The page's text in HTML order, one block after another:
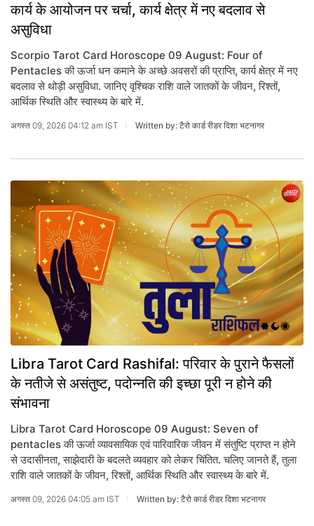
कार्य के आयोजन पर चर्चा, कार्य क्षेत्र में नए बदलाव से
असुविधा
Scorpio Tarot Card Horoscope 09 August: Four of
Pentacles की ऊर्जा धन कमाने के अच्छे अवसरों की प्राप्ति, कार्य क्षेत्र में नए
बदलाव से थोड़ी असुविधा. जानिए वृश्चिक राशि वाले जातकों के जीवन, रिश्तों,
आर्थिक स्थिति और स्वास्थ्य के बारे में.
अगस्त 09, 2026 04:12 am IST Written by: टैरो कार्ड रीडर दिशा भटनागर
Libra Tarot Card Rashifal: परिवार के पुराने फैसलों
के नतीजे से असंतुष्ट, पदोन्नति की इच्छा पूरी न होने की
संभावना
Libra Tarot Card Horoscope 09 August: Seven of
pentacles की ऊर्जा व्यावसायिक एवं पारिवारिक जीवन में संतुष्टि प्राप्त न होने
से उदासीनता, साझेदारी के बदलते व्यवहार को लेकर चिंतित. चलिए जानते हैं, तुला
राशि वाले जातकों के जीवन, रिश्तों, आर्थिक स्थिति और स्वास्थ्य के बारे में.
अगस्त 09, 2026 04:05 am IST Written by: टैरो कार्ड रीडर दिशा भटनागर